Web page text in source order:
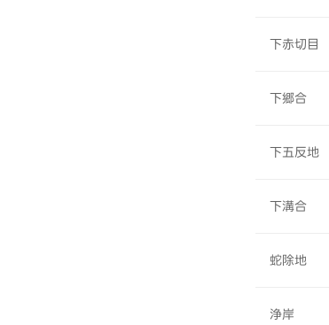
下赤切目
下郷合
下五反地
下溝合
蛇除地
浄岸